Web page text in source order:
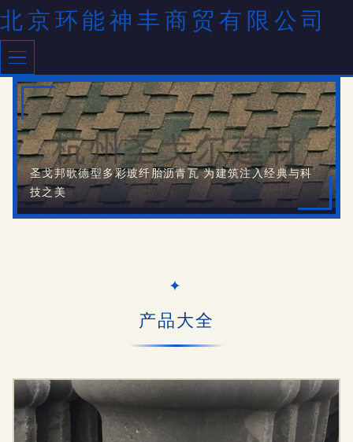
北京环能神丰商贸有限公司
圣戈邦歌德型多彩玻纤胎沥青瓦 为建筑注入经典与科
技之美
产品大全